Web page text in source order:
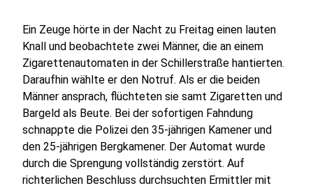
Ein Zeuge hörte in der Nacht zu Freitag einen lauten
Knall und beobachtete zwei Männer, die an einem
Zigarettenautomaten in der Schillerstraße hantierten.
Daraufhin wählte er den Notruf. Als er die beiden
Männer ansprach, flüchteten sie samt Zigaretten und
Bargeld als Beute. Bei der sofortigen Fahndung
schnappte die Polizei den 35-jährigen Kamener und
den 25-jährigen Bergkamener. Der Automat wurde
durch die Sprengung vollständig zerstört. Auf
richterlichen Beschluss durchsuchten Ermittler mit